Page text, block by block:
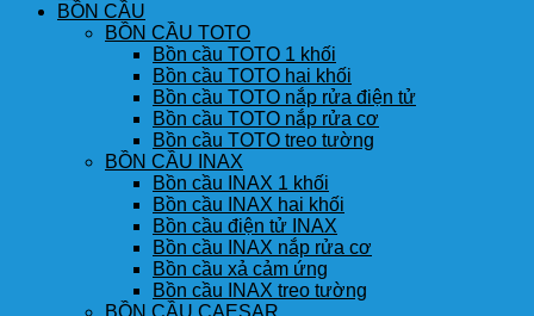
BỒN CẦU
BỒN CẦU TOTO
Bồn cầu TOTO 1 khối
Bồn cầu TOTO hai khối
Bồn cầu TOTO nắp rửa điện tử
Bồn cầu TOTO nắp rửa cơ
Bồn cầu TOTO treo tường
BỒN CẦU INAX
Bồn cầu INAX 1 khối
Bồn cầu INAX hai khối
Bồn cầu điện tử INAX
Bồn cầu INAX nắp rửa cơ
Bồn cầu xả cảm ứng
Bồn cầu INAX treo tường